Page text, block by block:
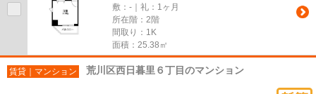
敷：-｜礼：1ヶ月
所在階：2階
間取り：1K
面積：25.38㎡
賃貸｜マンション 荒川区西日暮里６丁目のマンション